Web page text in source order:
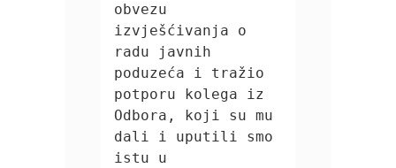
obvezu
izvješćivanja o
radu javnih
poduzeća i tražio
potporu kolega iz
Odbora, koji su mu
dali i uputili smo
istu u